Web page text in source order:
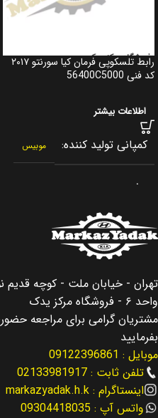
رابط تلسکوپی فرمان کیا سورنتو ۲۰۱۷
کد فنی 56400C5000
اطلاعات بیشتر
کمپانی تولید کننده موبیس
برند
کشور سازنده کره جنوبی
مناسب برای سورنتو Sorento
مناسب برای سال 2017
نوع لوازم لوازم گیربکس
واحد ۶ - فروشگاه مرکز یدک
مشتریان گرامی برای مراجعه
بفرمایید
موبایل : 09122396861
تلفن ثابت : 02133981917
اینستاگرام : markazyadak.h.k
واتس آپ : 09304418035